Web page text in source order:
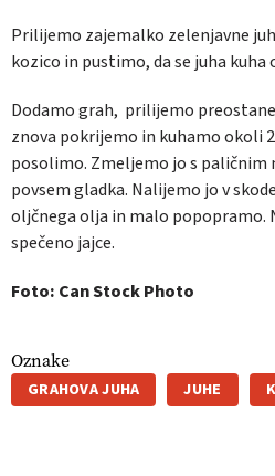
Prilijemo zajemalko zelenjavne
kozico in pustimo, da se juha
Dodamo grah, prilijemo
znova pokrijemo in kuhamo okoli
posolimo. Zmeljemo jo s paličnim
povsem gladka. Nalijemo jo v
oljčnega olja in malo popopramo.
spečeno jajce.
Foto: Can Stock Photo
Oznake
GRAHOVA JUHA JUHE